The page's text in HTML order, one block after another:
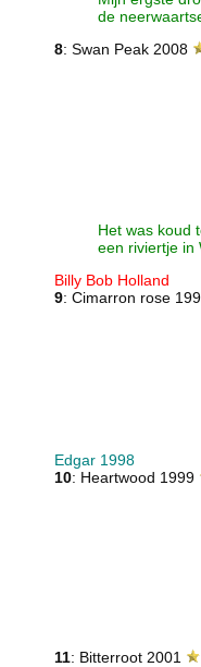
de
8: Swan Peak 2008
Het was koud
een riviertje in
Billy Bob Holland
9: Cimarron rose
Edgar 1998
10: Heartwood 1999
11: Bitterroot 2001